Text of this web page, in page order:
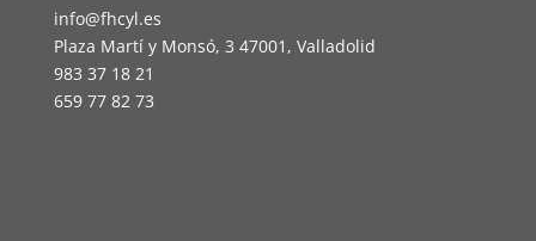
info@fhcyl.es
Plaza Martí y Monsó, 3 47001, Valladolid
983 37 18 21
659 77 82 73